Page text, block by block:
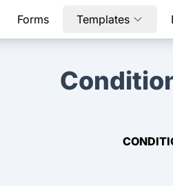
Forms Templates